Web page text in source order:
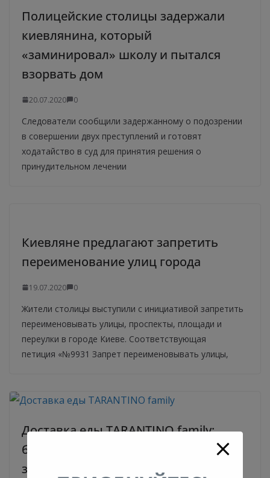
Полицейские столицы задержали
киевлянина, который
«заминировал» школу и пытался
взорвать дом
20.07.2020 0
Следователи сообщили задержанному о подозрении
в совершении двух преступлений и готовят
ходатайство в суд для принятия решения о
принудительном лечении
Киевляне предлагают запретить
переименование улиц города
19.07.2020 0
Жители столицы выступили с инициативой запретить
переименовывать улицы, проспекты, площади и
переулки в городе Киеве. Соответствующая
петиция «№9931 Запрет переименовывать улицы,
Доставка еды TARANTINO family:
бонусная программа, акции в
заведениях и начисления баллов